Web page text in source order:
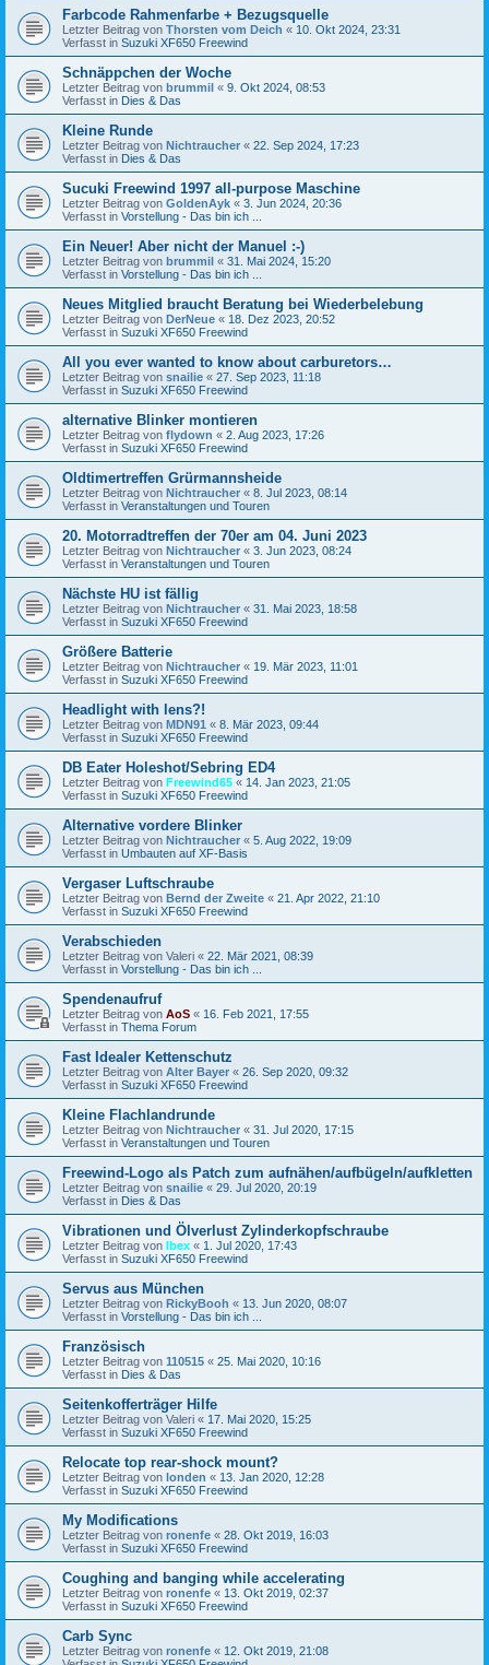
Farbcode Rahmenfarbe + Bezugsquelle
Letzter Beitrag von Thorsten vom Deich « 10. Okt 2024, 23:31
Verfasst in Suzuki XF650 Freewind
Schnäppchen der Woche
Letzter Beitrag von brummil « 9. Okt 2024, 08:53
Verfasst in Dies & Das
Kleine Runde
Letzter Beitrag von Nichtraucher « 22. Sep 2024, 17:23
Verfasst in Dies & Das
Sucuki Freewind 1997 all-purpose Maschine
Letzter Beitrag von GoldenAyk « 3. Jun 2024, 20:36
Verfasst in Vorstellung - Das bin ich ...
Ein Neuer! Aber nicht der Manuel :-)
Letzter Beitrag von brummil « 31. Mai 2024, 15:20
Verfasst in Vorstellung - Das bin ich ...
Neues Mitglied braucht Beratung bei Wiederbelebung
Letzter Beitrag von DerNeue « 18. Dez 2023, 20:52
Verfasst in Suzuki XF650 Freewind
All you ever wanted to know about carburetors…
Letzter Beitrag von snailie « 27. Sep 2023, 11:18
Verfasst in Suzuki XF650 Freewind
alternative Blinker montieren
Letzter Beitrag von flydown « 2. Aug 2023, 17:26
Verfasst in Suzuki XF650 Freewind
Oldtimertreffen Grürmannsheide
Letzter Beitrag von Nichtraucher « 8. Jul 2023, 08:14
Verfasst in Veranstaltungen und Touren
20. Motorradtreffen der 70er am 04. Juni 2023
Letzter Beitrag von Nichtraucher « 3. Jun 2023, 08:24
Verfasst in Veranstaltungen und Touren
Nächste HU ist fällig
Letzter Beitrag von Nichtraucher « 31. Mai 2023, 18:58
Verfasst in Suzuki XF650 Freewind
Größere Batterie
Letzter Beitrag von Nichtraucher « 19. Mär 2023, 11:01
Verfasst in Suzuki XF650 Freewind
Headlight with lens?!
Letzter Beitrag von MDN91 « 8. Mär 2023, 09:44
Verfasst in Suzuki XF650 Freewind
DB Eater Holeshot/Sebring ED4
Letzter Beitrag von Freewind65 « 14. Jan 2023, 21:05
Verfasst in Suzuki XF650 Freewind
Alternative vordere Blinker
Letzter Beitrag von Nichtraucher « 5. Aug 2022, 19:09
Verfasst in Umbauten auf XF-Basis
Vergaser Luftschraube
Letzter Beitrag von Bernd der Zweite « 21. Apr 2022, 21:10
Verfasst in Suzuki XF650 Freewind
Verabschieden
Letzter Beitrag von Valeri « 22. Mär 2021, 08:39
Verfasst in Vorstellung - Das bin ich ...
Spendenaufruf
Letzter Beitrag von AoS « 16. Feb 2021, 17:55
Verfasst in Thema Forum
Fast Idealer Kettenschutz
Letzter Beitrag von Alter Bayer « 26. Sep 2020, 09:32
Verfasst in Suzuki XF650 Freewind
Kleine Flachlandrunde
Letzter Beitrag von Nichtraucher « 31. Jul 2020, 17:15
Verfasst in Veranstaltungen und Touren
Freewind-Logo als Patch zum aufnähen/aufbügeln/aufkletten
Letzter Beitrag von snailie « 29. Jul 2020, 20:19
Verfasst in Dies & Das
Vibrationen und Ölverlust Zylinderkopfschraube
Letzter Beitrag von Ibex « 1. Jul 2020, 17:43
Verfasst in Suzuki XF650 Freewind
Servus aus München
Letzter Beitrag von RickyBooh « 13. Jun 2020, 08:07
Verfasst in Vorstellung - Das bin ich ...
Französisch
Letzter Beitrag von 110515 « 25. Mai 2020, 10:16
Verfasst in Dies & Das
Seitenkofferträger Hilfe
Letzter Beitrag von Valeri « 17. Mai 2020, 15:25
Verfasst in Suzuki XF650 Freewind
Relocate top rear-shock mount?
Letzter Beitrag von londen « 13. Jan 2020, 12:28
Verfasst in Suzuki XF650 Freewind
My Modifications
Letzter Beitrag von ronenfe « 28. Okt 2019, 16:03
Verfasst in Suzuki XF650 Freewind
Coughing and banging while accelerating
Letzter Beitrag von ronenfe « 13. Okt 2019, 02:37
Verfasst in Suzuki XF650 Freewind
Carb Sync
Letzter Beitrag von ronenfe « 12. Okt 2019, 21:08